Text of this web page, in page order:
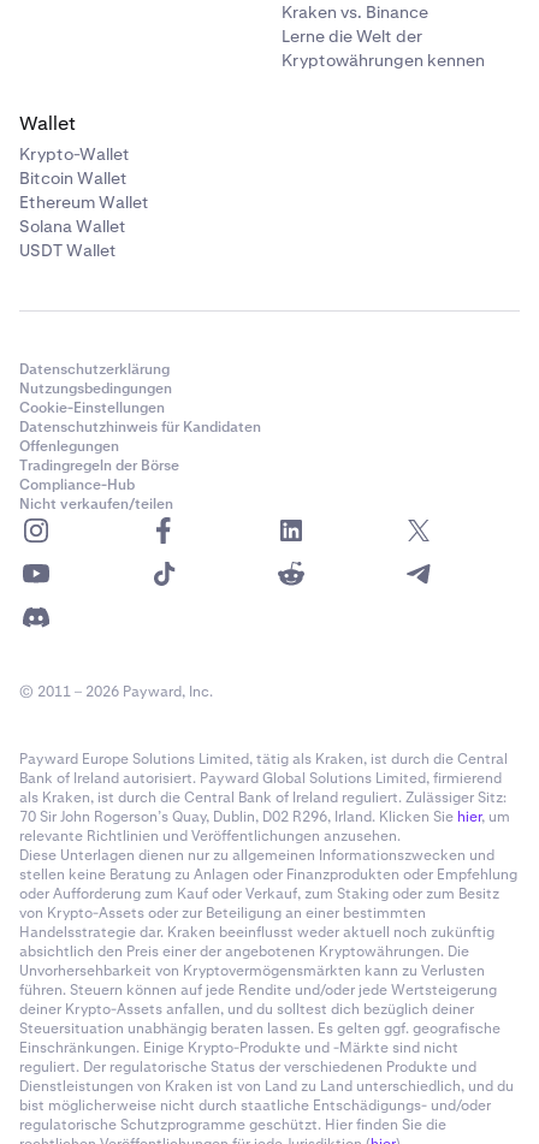
Kraken vs. Binance
Lerne die Welt der
Kryptowährungen kennen
Wallet
Krypto-Wallet
Bitcoin Wallet
Ethereum Wallet
Solana Wallet
USDT Wallet
Datenschutzerklärung
Nutzungsbedingungen
Cookie-Einstellungen
Datenschutzhinweis für Kandidaten
Offenlegungen
Tradingregeln der Börse
Compliance-Hub
Nicht verkaufen/teilen
© 2011 – 2026 Payward, Inc.
Payward Europe Solutions Limited, tätig als Kraken, ist durch die Central
Bank of Ireland autorisiert. Payward Global Solutions Limited, firmierend
als Kraken, ist durch die Central Bank of Ireland reguliert. Zulässiger Sitz:
70 Sir John Rogerson’s Quay, Dublin, D02 R296, Irland. Klicken Sie hier, um
relevante Richtlinien und Veröffentlichungen anzusehen.
Diese Unterlagen dienen nur zu allgemeinen Informationszwecken und
stellen keine Beratung zu Anlagen oder Finanzprodukten oder Empfehlung
oder Aufforderung zum Kauf oder Verkauf, zum Staking oder zum Besitz
von Krypto-Assets oder zur Beteiligung an einer bestimmten
Handelsstrategie dar. Kraken beeinflusst weder aktuell noch zukünftig
absichtlich den Preis einer der angebotenen Kryptowährungen. Die
Unvorhersehbarkeit von Kryptovermögensmärkten kann zu Verlusten
führen. Steuern können auf jede Rendite und/oder jede Wertsteigerung
deiner Krypto-Assets anfallen, und du solltest dich bezüglich deiner
Steuersituation unabhängig beraten lassen. Es gelten ggf. geografische
Einschränkungen. Einige Krypto-Produkte und -Märkte sind nicht
reguliert. Der regulatorische Status der verschiedenen Produkte und
Dienstleistungen von Kraken ist von Land zu Land unterschiedlich, und du
bist möglicherweise nicht durch staatliche Entschädigungs- und/oder
regulatorische Schutzprogramme geschützt. Hier finden Sie die